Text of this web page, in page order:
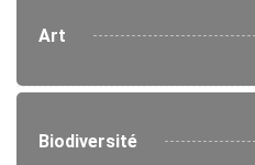
Art
Biodiversité